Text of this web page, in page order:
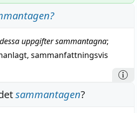
?
dessauppgiftersammantagna;
, sammanfattningsvis
sammantagen?